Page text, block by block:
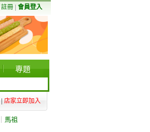
註冊 會員登入
專題
店家立即加入
馬祖